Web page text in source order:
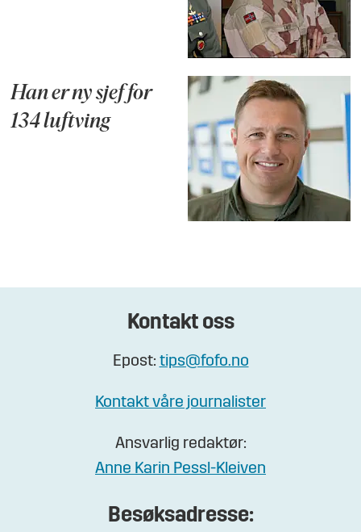
Han er ny sjef for
134 luftving
Kontakt oss
Epost: tips@fofo.no
Kontakt våre journalister
Ansvarlig redaktør:
Anne Karin Pessl-Kleiven
Besøksadresse: